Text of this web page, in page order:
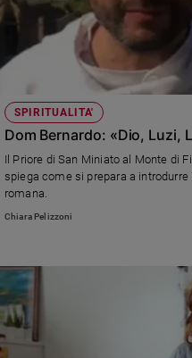
SPIRITUALITA'
Dom Bernardo: «Dio, Luzi,
Il Priore di San Miniato al Monte di
spiega come si prepara a
romana.
Chiara Pelizzoni